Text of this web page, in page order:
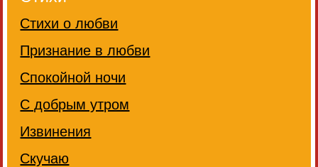
Стихи о любви
Признание в любви
Спокойной ночи
С добрым утром
Извинения
Скучаю